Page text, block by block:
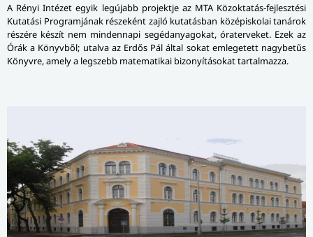
A Rényi Intézet egyik legújabb projektje az MTA Közoktatás-fejlesztési
Kutatási Programjának részeként zajló kutatásban középiskolai tanárok
részére készít nem mindennapi segédanyagokat, óraterveket. Ezek az
Órák a Könyvből; utalva az Erdős Pál által sokat emlegetett nagybetűs
Könyvre, amely a legszebb matematikai bizonyításokat tartalmazza.